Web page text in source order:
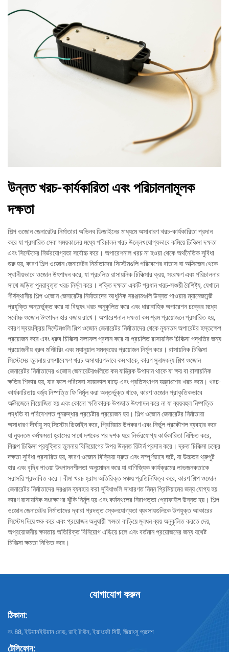
উন্নত খরচ-কার্যকারিতা এবং পরিচালনামূলক
দক্ষতা
শিল্প ওজোন জেনারেটর নির্মাতারা অভিনব ডিজাইনের মাধ্যমে অসাধারণ খরচ-কার্যকারিতা প্রদান
করে যা প্রসারিত সেবা সময়কালের মধ্যে পরিচালন খরচ উল্লেখযোগ্যভাবে কমিয়ে চিকিত্সা দক্ষতা
এবং সিস্টেমের নির্ভরযোগ্যতা সর্বোচ্চ করে। অপারেশনাল খরচ না হওয়া থেকে অর্থনৈতিক সুবিধা
শুরু হয়, কারণ শিল্প ওজোন জেনারেটর নির্মাতাদের সিস্টেমগুলি পরিবেশের বাতাস বা অক্সিজেন থেকে
স্থানীয়ভাবে ওজোন উৎপাদন করে, যা প্রচলিত রাসায়নিক চিকিত্সার ক্রয়, সংরক্ষণ এবং পরিচালনার
সাথে জড়িত পুনরাবৃত্ত খরচ নির্মূল করে। শক্তি দক্ষতা একটি প্রধান খরচ-সঞ্চয়ী বৈশিষ্ট্য, যেখানে
শীর্ষস্থানীয় শিল্প ওজোন জেনারেটর নির্মাতাদের আধুনিক সরঞ্জামগুলি উন্নত পাওয়ার ম্যানেজমেন্ট
প্রযুক্তি অন্তর্ভুক্ত করে যা বিদ্যুৎ খরচ অনুকূলিত করে এবং ধারাবাহিক অপারেশন চক্রের মধ্যে
সর্বোচ্চ ওজোন উৎপাদন হার বজায় রাখে। অপারেশনাল দক্ষতা কম শ্রম প্রয়োজনে প্রসারিত হয়,
কারণ স্বয়ংক্রিয় সিস্টেমগুলি শিল্প ওজোন জেনারেটর নির্মাতাদের থেকে ন্যূনতম অপারেটর হস্তক্ষেপ
প্রয়োজন করে এবং ধ্রুব চিকিত্সা ফলাফল প্রদান করে যা প্রচলিত রাসায়নিক চিকিত্সা পদ্ধতির জন্য
প্রয়োজনীয় ধ্রুব মনিটরিং এবং ম্যানুয়াল সমন্বয়ের প্রয়োজন নির্মূল করে। রাসায়নিক চিকিত্সা
সিস্টেমের তুলনায় রক্ষণাবেক্ষণ খরচ অসাধারণভাবে কম থাকে, কারণ সুনামধন্য শিল্প ওজোন
জেনারেটর নির্মাতাদের ওজোন জেনারেটরগুলিতে কম যান্ত্রিক উপাদান থাকে যা ক্ষয় বা রাসায়নিক
ক্ষতির শিকার হয়, যার ফলে পরিষেবা সময়কাল বাড়ে এবং প্রতিস্থাপন যন্ত্রাংশের খরচ কমে। খরচ-
কার্যকারিতায় বর্জ্য নিষ্পত্তি ফি নির্মূল করা অন্তর্ভুক্ত থাকে, কারণ ওজোন প্রাকৃতিকভাবে
অক্সিজেনে বিয়োজিত হয় এবং কোনো ক্ষতিকারক উপজাত উৎপাদন করে না যা ব্যয়বহুল নিষ্পত্তি
পদ্ধতি বা পরিবেশগত পুনরুদ্ধার প্রচেষ্টার প্রয়োজন হয়। শিল্প ওজোন জেনারেটর নির্মাতারা
অসাধারণ দীর্ঘায়ু সহ সিস্টেম ডিজাইন করে, প্রিমিয়াম উপকরণ এবং নির্ভুল প্রকৌশল ব্যবহার করে
যা ন্যূনতম কর্মক্ষমতা হ্রাসের সাথে দশকের পর দশক ধরে নির্ভরযোগ্য কার্যকারিতা নিশ্চিত করে,
বিকল্প চিকিত্সা প্রযুক্তির তুলনায় বিনিয়োগের উপর উন্নত রিটার্ন প্রদান করে। দ্রুত চিকিত্সা চক্রে
দক্ষতা সুবিধা প্রসারিত হয়, কারণ ওজোন বিক্রিয়া দ্রুত এবং সম্পূর্ণভাবে ঘটে, যা উচ্চতর থ্রুপুট
হার এবং বৃদ্ধি পাওয়া উৎপাদনশীলতা অনুমোদন করে যা বাণিজ্যিক কার্যক্রমের লাভজনকতাকে
সরাসরি প্রভাবিত করে। বীমা খরচ হ্রাস অতিরিক্ত সঞ্চয় প্রতিনিধিত্ব করে, কারণ শিল্প ওজোন
জেনারেটর নির্মাতাদের সরঞ্জাম ব্যবহার করা সুবিধাগুলি সাধারণত নিম্ন প্রিমিয়ামের জন্য যোগ্য হয়
কারণ রাসায়নিক সংরক্ষণের ঝুঁকি নির্মূল হয় এবং কর্মস্থলের নিরাপত্তা প্রোফাইল উন্নত হয়। শিল্প
ওজোন জেনারেটর নির্মাতাদের দ্বারা প্রদত্ত স্কেলযোগ্যতা ব্যবসায়গুলিকে উপযুক্ত আকারের
সিস্টেম দিয়ে শুরু করে এবং প্রয়োজন অনুযায়ী ক্ষমতা বাড়িয়ে মূলধন ব্যয় অনুকূলিত করতে দেয়,
অপ্রয়োজনীয় ক্ষমতায় অতিরিক্ত বিনিয়োগ এড়িয়ে চলে এবং বর্তমান প্রয়োজনের জন্য যথেষ্ট
চিকিত্সা ক্ষমতা নিশ্চিত করে।
যোগাযোগ করুন
ঠিকানা:
নং 88, ইউয়ানইউয়ান রোড, ডাই টাউন, ইয়াংজৌ সিটি, জিয়াংসু প্রদেশ
টেলিফোন: